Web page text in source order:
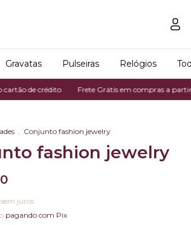
Gravatas Pulseiras Relógios
crédito Frete Grátis em compras a partir de R$ 399
. Conjunto fashion jewelry
fashion jewelry
sem juros
pagando com Pix